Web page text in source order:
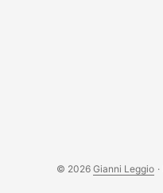
© 2026 Gianni Leggio ·